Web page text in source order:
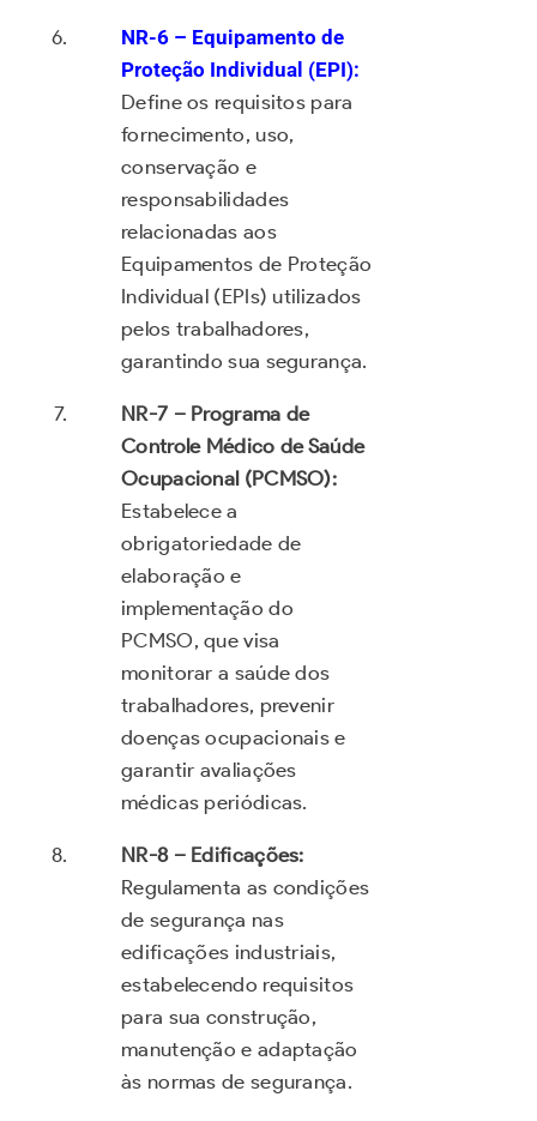
NR-6 – Equipamento de
Proteção Individual (EPI):
Define os requisitos para
fornecimento, uso,
conservação e
responsabilidades
relacionadas aos
Equipamentos de Proteção
Individual (EPIs) utilizados
pelos trabalhadores,
garantindo sua segurança.
NR-7 – Programa de
Controle Médico de Saúde
Ocupacional (PCMSO):
Estabelece a
obrigatoriedade de
elaboração e
implementação do
PCMSO, que visa
monitorar a saúde dos
trabalhadores, prevenir
doenças ocupacionais e
garantir avaliações
médicas periódicas.
NR-8 – Edificações:
Regulamenta as condições
de segurança nas
edificações industriais,
estabelecendo requisitos
para sua construção,
manutenção e adaptação
às normas de segurança.